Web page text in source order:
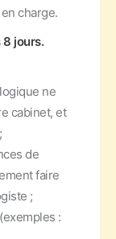
charge.
8 jours.
ne
cabinet, et
de
faire
;
: